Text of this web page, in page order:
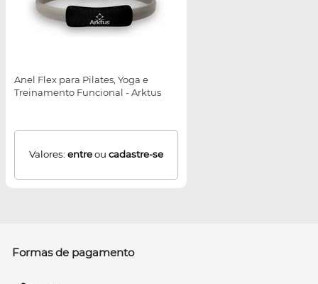
Anel Flex para Pilates, Yoga e
Treinamento Funcional - Arktus
Valores: entreou cadastre-se
Formas de pagamento